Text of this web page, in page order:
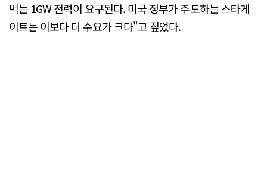
먹는 1GW 전력이 요구된다. 미국 정부가 주도하는 스타게
이트는 이보다 더 수요가 크다"고 짚었다.